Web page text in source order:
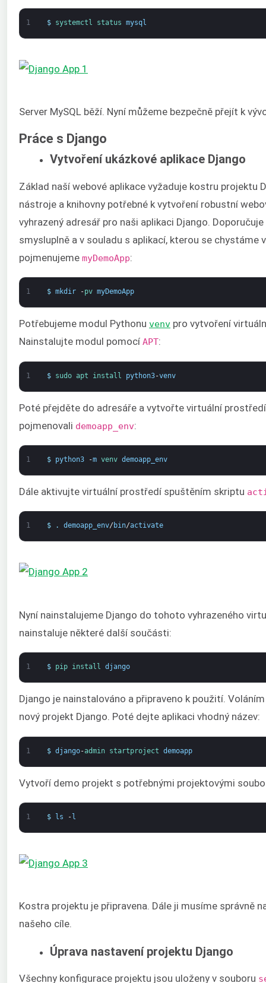
1 $ systemctl status mysql
Server MySQL běží. Nyní můžeme bezpečně přejít k
Práce s Django
Vytvoření ukázkové aplikace Django
Základ naší webové aplikace vyžaduje kostru projektu
nástroje a knihovny potřebné k vytvoření robustní
vyhrazený adresář pro naši aplikaci Django.
smysluplně a v souladu s aplikací, kterou se chystáme
pojmenujeme myDemoApp:
1 $ mkdir -pv myDemoApp
Potřebujeme modul Pythonu venv pro vytvoření
Nainstalujte modul pomocí APT:
1 $ sudo apt install python3-venv
Poté přejděte do adresáře a vytvořte virtuální
pojmenovali demoapp_env:
1 $ python3 -m venv demoapp_env
Dále aktivujte virtuální prostředí spuštěním skriptu
1 $ . demoapp_env/ bin/activate
Nyní nainstalujeme Django do tohoto vyhrazeného
nainstaluje některé další součásti:
1 $ pip install django
Django je nainstalováno a připraveno k použití.
nový projekt Django. Poté dejte aplikaci vhodný název:
1 $ django-admin startproject demoapp
Vytvoří demo projekt s potřebnými projektovými
1 $ ls - l
Kostra projektu je připravena. Dále ji musíme správně
našeho cíle.
Úprava nastavení projektu Django
Všechny konfigurace projektu jsou uloženy v souboru